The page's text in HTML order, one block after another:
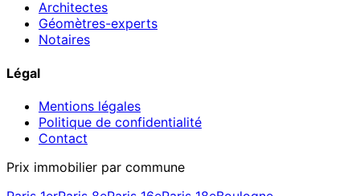
Architectes
Géomètres-experts
Notaires
Légal
Mentions légales
Politique de confidentialité
Contact
Prix immobilier par commune